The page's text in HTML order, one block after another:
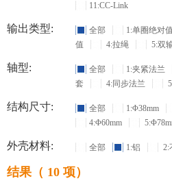
11:CC-Link
输出类型: 全部 1:单圈绝对值
值
4:拉绳 5:双
轴型: 全部 1:夹紧法兰
套
4:同步法兰
结构尺寸: 全部 1:Φ38mm
4:Φ60mm
外壳材料: 全部 1:铝 2:
结果（ 10 项）